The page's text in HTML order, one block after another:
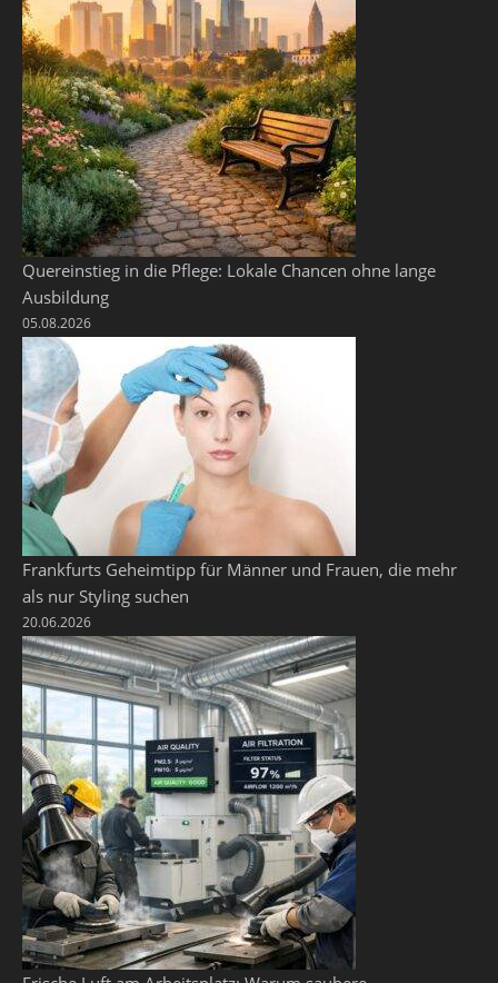
Quereinstieg in die Pflege: Lokale Chancen ohne lange
Ausbildung
05.08.2026
Frankfurts Geheimtipp für Männer und Frauen, die mehr
als nur Styling suchen
20.06.2026